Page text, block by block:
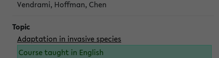
Vendrami, Hoffman, Chen
Adaptation in invasive species
Course taught in English